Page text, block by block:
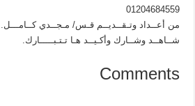
01204684559
من أعــداد وتـقــديــم قـس/ مـجــدي كــامـــل.
شــاهــد وشــارك وأكـيــد هـا تـتـبـــــارك.
Comments